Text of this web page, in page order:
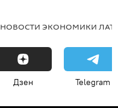
НОВОСТИ ЭКОНОМИКИ
Дзен Telegram